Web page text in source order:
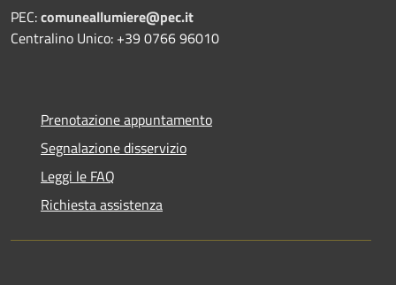
PEC:comuneallumiere@pec.it
Centralino Unico: +39 0766 96010
Prenotazione appuntamento
Segnalazione disservizio
Leggi le FAQ
Richiesta assistenza